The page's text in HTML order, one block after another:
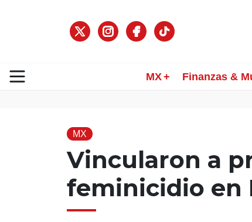
MX Finanzas &
MX
Vincularon a
feminicidio en